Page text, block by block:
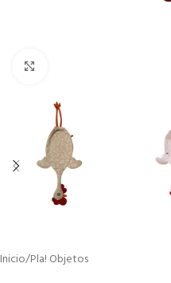
Inicio/Pla! Objetos